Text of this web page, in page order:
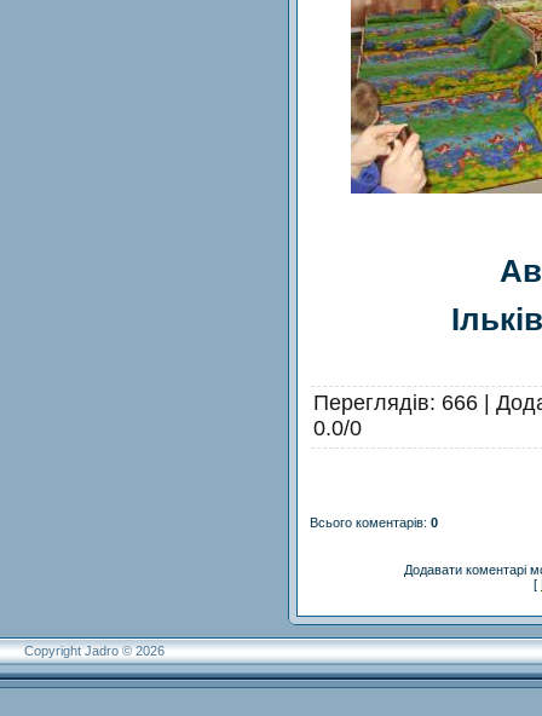
Переглядів: 666 |
0.0/0
Всього коментарів: 0
Додавати коментарі
[
Copyright Jadro © 2026